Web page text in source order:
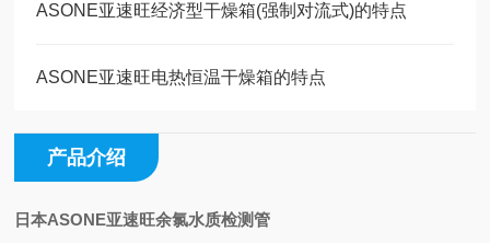
ASONE亚速旺经济型干燥箱(强制对流式)的特点
ASONE亚速旺电热恒温干燥箱的特点
产品介绍
日本ASONE亚速旺余氯水质检测管